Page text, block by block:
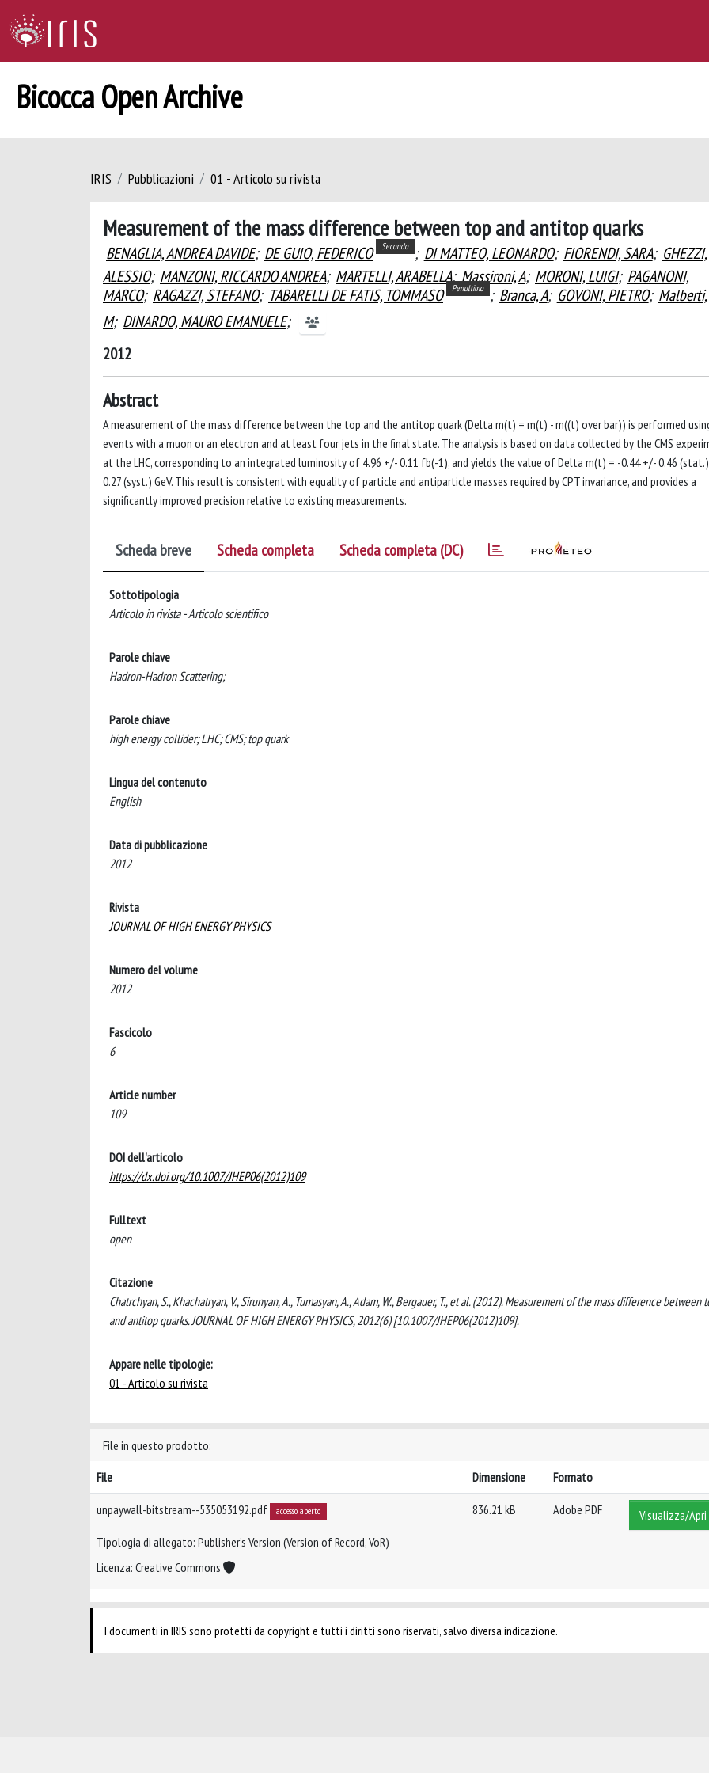
Bicocca Open Archive
IRIS Pubblicazioni 01 - Articolo su rivista
Measurement of the mass difference between top and antitop quarks
BENAGLIA, ANDREA DAVIDE; DE GUIO, FEDERICO Secondo ; DI MATTEO, LEONARDO; FIORENDI, SARA; GHEZZI,
ALESSIO; MANZONI, RICCARDO ANDREA; MARTELLI, ARABELLA; Massironi, A; MORONI, LUIGI; PAGANONI,
MARCO; RAGAZZI, STEFANO; TABARELLI DE FATIS, TOMMASO Penultimo ; Branca, A; GOVONI, PIETRO; Malberti,
M; DINARDO, MAURO EMANUELE;
2012
Abstract
A measurement of the mass difference between the top and the antitop quark (Delta m(t) = m(t) - m((t) over bar)) is performed
events with a muon or an electron and at least four jets in the final state. The analysis is based on data collected by the CMS
at the LHC, corresponding to an integrated luminosity of 4.96 +/- 0.11 fb(-1), and yields the value of Delta m(t) = -0.44 +/- 0.46
0.27 (syst.) GeV. This result is consistent with equality of particle and antiparticle masses required by CPT invariance, and provides a
significantly improved precision relative to existing measurements.
Scheda breve Scheda completa Scheda completa (DC)
Sottotipologia
Articolo in rivista - Articolo scientifico
Parole chiave
Hadron-Hadron Scattering;
Parole chiave
high energy collider; LHC; CMS; top quark
Lingua del contenuto
English
Data di pubblicazione
2012
Rivista
JOURNAL OF HIGH ENERGY PHYSICS
Numero del volume
2012
Fascicolo
6
Article number
109
DOI dell'articolo
https://dx.doi.org/10.1007/JHEP06(2012)109
Fulltext
open
Citazione
Chatrchyan, S., Khachatryan, V., Sirunyan, A., Tumasyan, A., Adam, W., Bergauer, T., et al. (2012). Measurement of the mass difference between
and antitop quarks. JOURNAL OF HIGH ENERGY PHYSICS, 2012(6) [10.1007/JHEP06(2012)109].
Appare nelle tipologie:
01 - Articolo su rivista
File in questo prodotto:
File
Dimensione Formato
unpaywall-bitstream--535053192.pdf accesso aperto
Tipologia di allegato: Publisher’s Version (Version of Record, VoR)
Licenza: Creative Commons
836.21 kB Adobe PDF Visualizza/Apri
I documenti in IRIS sono protetti da copyright e tutti i diritti sono riservati, salvo diversa indicazione.